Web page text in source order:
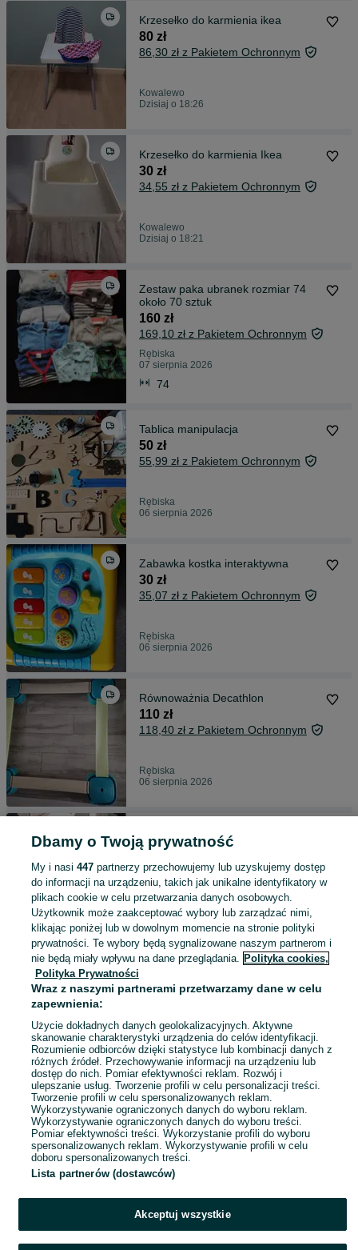
Krzesełko do karmienia ikea
80 zł
86,30 zł z Pakietem Ochronnym
Kowalewo
Dzisiaj o 18:26
Krzesełko do karmienia Ikea
30 zł
34,55 zł z Pakietem Ochronnym
Kowalewo
Dzisiaj o 18:21
Zestaw paka ubranek rozmiar 74
około 70 sztuk
160 zł
169,10 zł z Pakietem Ochronnym
Rębiska
07 sierpnia 2026
74
Tablica manipulacja
50 zł
55,99 zł z Pakietem Ochronnym
Rębiska
06 sierpnia 2026
Zabawka kostka interaktywna
30 zł
35,07 zł z Pakietem Ochronnym
Rębiska
06 sierpnia 2026
Równoważnia Decathlon
110 zł
118,40 zł z Pakietem Ochronnym
Rębiska
06 sierpnia 2026
sukienka do sesji ciążowej
86,30 zł z Pakietem Ochronnym
Kowalewo
05 sierpnia 2026
M / 38
56
Kowalewo
04 sierpnia 2026
56
1 2 3 ... 13
Dbamy o Twoją prywatność
My i nasi 447partnerzy przechowujemy lub uzyskujemy dostęp
do informacji na urządzeniu, takich jak unikalne identyfikatory w
plikach cookie w celu przetwarzania danych osobowych.
Użytkownik może zaakceptować wybory lub zarządzać nimi,
klikając poniżej lub w dowolnym momencie na stronie polityki
prywatności. Te wybory będą sygnalizowane naszym partnerom i
nie będą miały wpływu na dane przeglądania. Polityka cookies,
Polityka Prywatności
Wraz z naszymi partnerami przetwarzamy dane w celu
zapewnienia:
Użycie dokładnych danych geolokalizacyjnych. Aktywne
skanowanie charakterystyki urządzenia do celów identyfikacji.
Rozumienie odbiorców dzięki statystyce lub kombinacji danych z
różnych źródeł. Przechowywanie informacji na urządzeniu lub
dostęp do nich. Pomiar efektywności reklam. Rozwój i
ulepszanie usług. Tworzenie profili w celu personalizacji treści.
Tworzenie profili w celu spersonalizowanych reklam.
Wykorzystywanie ograniczonych danych do wyboru reklam.
Wykorzystywanie ograniczonych danych do wyboru treści.
Pomiar efektywności treści. Wykorzystanie profili do wyboru
spersonalizowanych reklam. Wykorzystywanie profili w celu
doboru spersonalizowanych treści.
Lista partnerów (dostawców)
Akceptuj wszystkie